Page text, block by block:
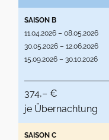
SAISON B
11.04.2026 – 08.05.2026
30.05.2026 – 12.06.2026
15.09.2026 – 30.10.2026
374,– €
je Übernachtung
SAISON C